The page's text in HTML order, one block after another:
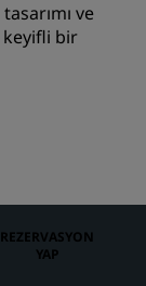
ve
bir
REZERVASYON
YAP